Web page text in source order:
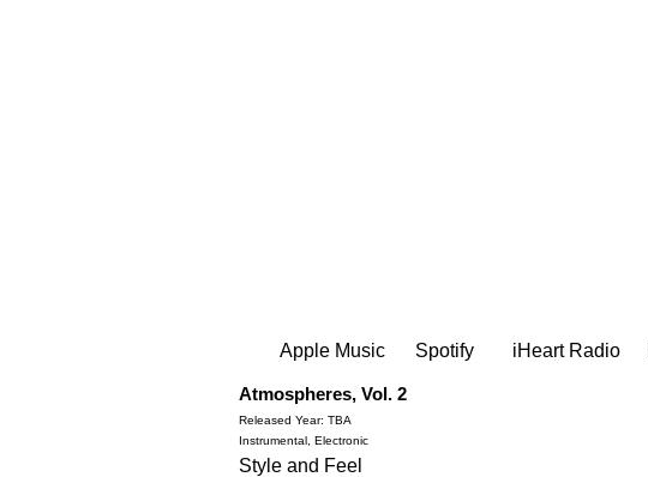
Apple Music Spotify iHeart Radio
Atmospheres, Vol. 2
Released Year: TBA
Instrumental, Electronic
Style and Feel